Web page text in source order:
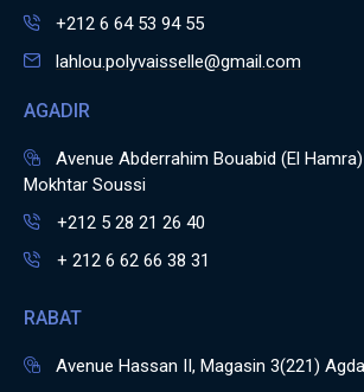
+212 6 64 53 94 55
lahlou.polyvaisselle@gmail.com
AGADIR
Avenue Abderrahim Bouabid (El
Mokhtar Soussi
+212 5 28 21 26 40
+ 212 6 62 66 38 31
RABAT
Avenue Hassan II, Magasin 3(221)